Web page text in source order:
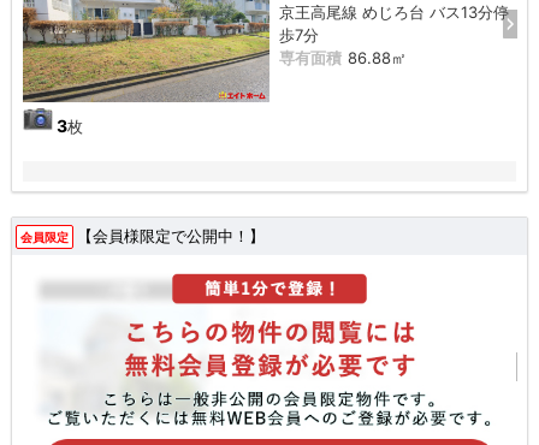
3枚
京王高尾線 めじろ台 バス13分停
歩7分
専有面積 86.88㎡
会員限定 【会員様限定で公開中！】